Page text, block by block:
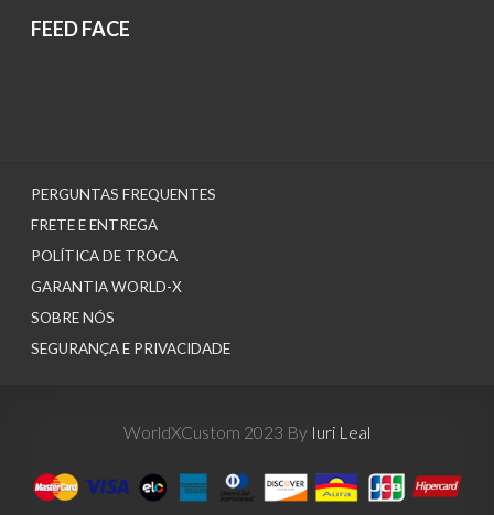
FEED FACE
PERGUNTAS FREQUENTES
FRETE E ENTREGA
POLÍTICA DE TROCA
GARANTIA WORLD-X
SOBRE NÓS
SEGURANÇA E PRIVACIDADE
WorldXCustom 2023 By Iuri Leal